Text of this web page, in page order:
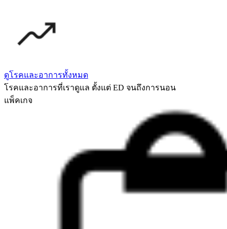
ดูโรคและอาการทั้งหมด
โรคและอาการที่เราดูแล ตั้งแต่ ED จนถึงการนอน
แพ็คเกจ